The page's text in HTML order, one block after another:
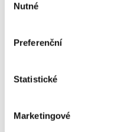
souhlasu
Nutné
Preferenční
Statistické
Marketingové
6.
online
vyhnout
📌1. Vysoké úroky a
✅Řešení:Vždy sledujte